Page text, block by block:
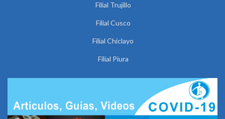
Filial Trujillo
Filial Cusco
Filial Chiclayo
Filial Piura